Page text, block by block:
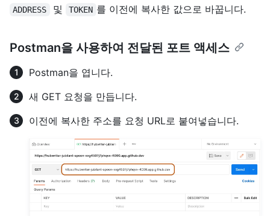
ADDRESS 및 TOKEN 를 이전에 복사한 값으로 바꿉니다.
Postman을 사용하여 전달된 포트 액세스
Postman을 엽니다.
새 GET 요청을 만듭니다.
이전에 복사한 주소를 요청 URL로 붙여넣습니다.